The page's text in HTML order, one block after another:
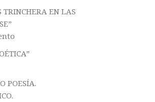
TRINCHERA EN LAS
POESÍA.